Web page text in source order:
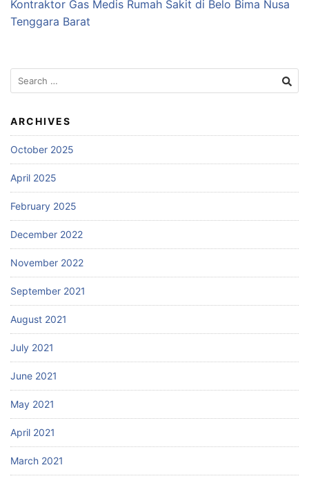
Kontraktor Gas Medis Rumah Sakit di Belo Bima Nusa
Tenggara Barat
Search
for:
ARCHIVES
October 2025
April 2025
February 2025
December 2022
November 2022
September 2021
August 2021
July 2021
June 2021
May 2021
April 2021
March 2021